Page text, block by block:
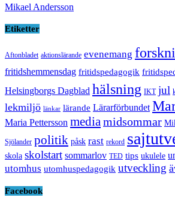
Mikael Andersson
Etiketter
Aftonbladet aktionslärande evenemang
fritidshemmensdag fritidspedagogik
Helsingborgs Dagblad hälsning IKT jul
lekmiljö länkar lärande Lärarförbundet
Maria Pettersson mediamidsommar
Sjölander politik påsk rast rekord
skola skolstart sommarlov TED tips ukulele
utomhus utomhuspedagogik utveckling
Facebook